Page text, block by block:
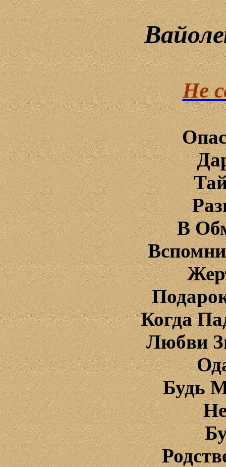
Не
В
Когда
Любви
Будь